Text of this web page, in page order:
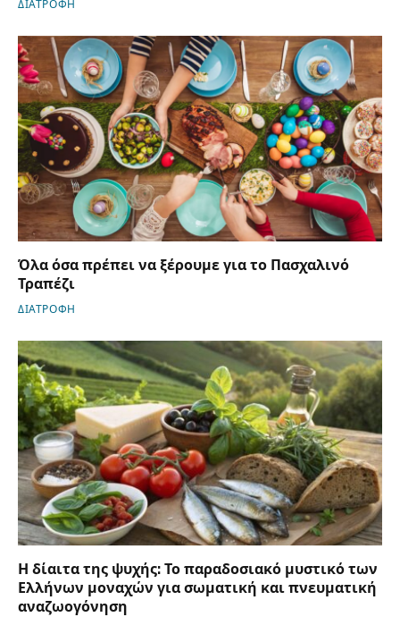
ΔΙΑΤΡΟΦΗ
Όλα όσα πρέπει να ξέρουμε για το Πασχαλινό
Τραπέζι
ΔΙΑΤΡΟΦΗ
Η δίαιτα της ψυχής: Το παραδοσιακό μυστικό των
Ελλήνων μοναχών για σωματική και πνευματική
αναζωογόνηση